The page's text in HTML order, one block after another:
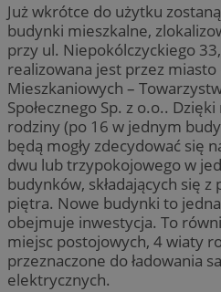
Już wkrótce do użytku
budynki mieszkalne,
przy ul. Niepokólczyckiego
realizowana jest przez
Mieszkaniowych –
Społecznego Sp. z o.o..
rodziny (po 16 w jednym
będą mogły zdecydować się
dwu lub trzypokojowego w
budynków, składających się
piętra. Nowe budynki to
obejmuje inwestycja. To
miejsc postojowych, 4 wiaty
przeznaczone do ładowania
elektrycznych.